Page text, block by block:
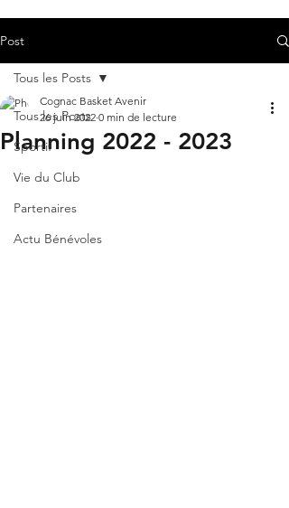
Post
Tous les Posts
Sportif
Vie du Club
Partenaires
Actu Bénévoles
Tous les Posts
Planning 2022 - 2023
Cognac Basket Avenir
26 juin 2022 0 min de lecture